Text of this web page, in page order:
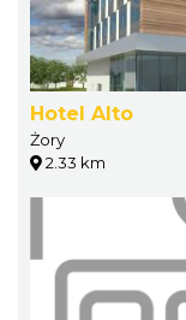
Hotel Alto
Żory
2.33 km